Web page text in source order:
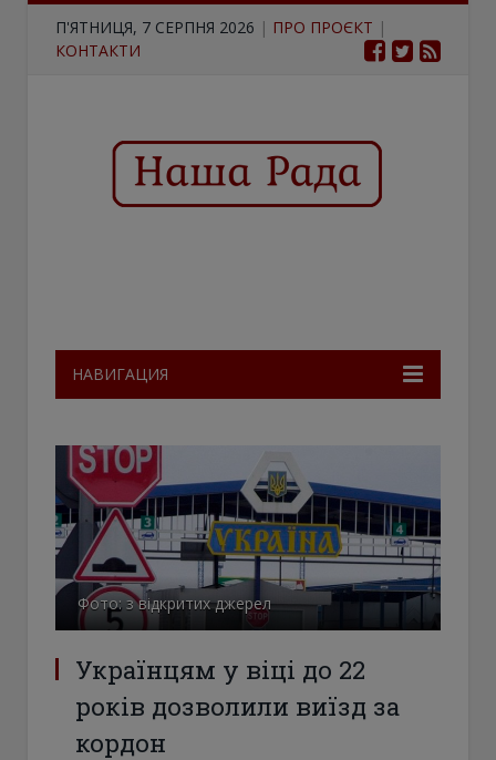
П'ЯТНИЦЯ, 7 СЕРПНЯ 2026 | ПРО ПРОЄКТ |
КОНТАКТИ
НАВИГАЦИЯ
Фото: з відкритих джерел
Українцям у віці до 22
років дозволили виїзд за
кордон